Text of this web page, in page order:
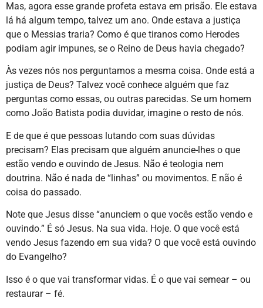
Mas, agora esse grande profeta estava em prisão. Ele estava
lá há algum tempo, talvez um ano. Onde estava a justiça
que o Messias traria? Como é que tiranos como Herodes
podiam agir impunes, se o Reino de Deus havia chegado?
Às vezes nós nos perguntamos a mesma coisa. Onde está a
justiça de Deus? Talvez você conhece alguém que faz
perguntas como essas, ou outras parecidas. Se um homem
como João Batista podia duvidar, imagine o resto de nós.
E de que é que pessoas lutando com suas dúvidas
precisam? Elas precisam que alguém anuncie-lhes o que
estão vendo e ouvindo de Jesus. Não é teologia nem
doutrina. Não é nada de “linhas” ou movimentos. E não é
coisa do passado.
Note que Jesus disse “anunciem o que vocês estão vendo e
ouvindo.” É só Jesus. Na sua vida. Hoje. O que você está
vendo Jesus fazendo em sua vida? O que você está ouvindo
do Evangelho?
Isso é o que vai transformar vidas. É o que vai semear – ou
restaurar – fé.